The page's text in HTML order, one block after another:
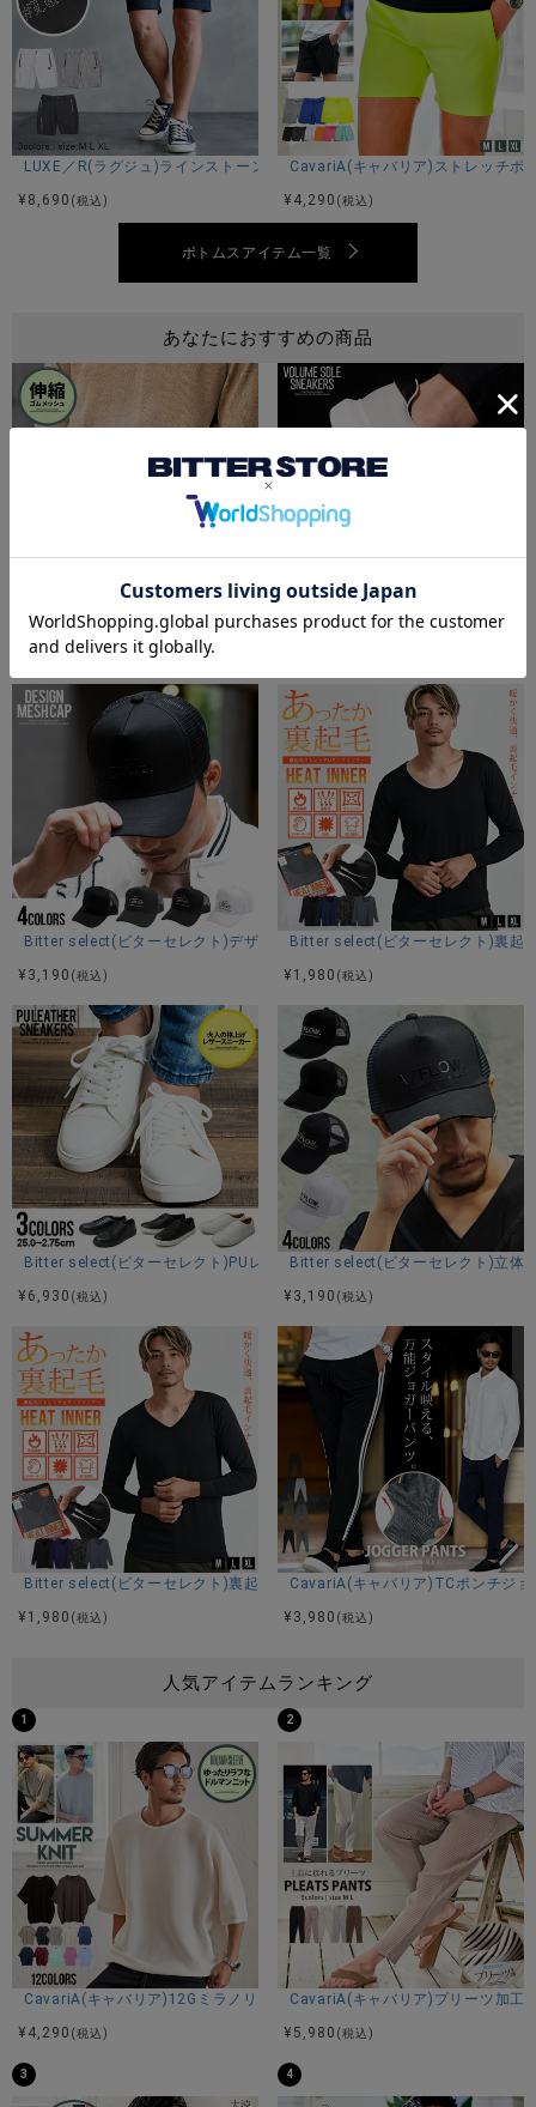
LUXE／R(ラグジュ)ラインストーンショーツ/全3色
¥ 8,690 (税込)
CavariA(キャバリア)ストレッチポ
¥ 4,290 (税込)
ボトムスアイテム一覧
あなたにおすすめの商品
Bitter select(ビターセレクト)ゴムメッシュベルト/全5色
1,980(税込)
Bitter select(ビターセレクト)ボリ
Bitter select(ビターセレクト)デザインメッシュキャップ/全4色
¥ 3,190 (税込)
Bitter select(ビターセレクト)裏起
¥ 1,980 (税込)
Bitter select(ビターセレクト)PUレザーローカットスニーカー/全3色
¥ 6,930 (税込)
Bitter select(ビターセレクト)立体
¥ 3,190 (税込)
Bitter select(ビターセレクト)裏起毛ストレッチVネック長袖/全5色
¥ 1,980 (税込)
CavariA(キャバリア)TCポンチジ
¥ 3,980 (税込)
人気アイテムランキング
1
CavariA(キャバリア)12Gミラノリブクルーネックドルマンハーフスリー
¥ 4,290 (税込)
2
CavariA(キャバリア)プリーツ加工
¥ 5,980 (税込)
3 4